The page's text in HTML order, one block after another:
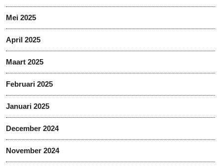
Mei 2025
April 2025
Maart 2025
Februari 2025
Januari 2025
December 2024
November 2024